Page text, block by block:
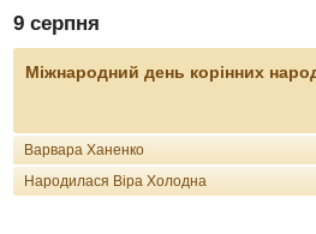
9 серпня
Міжнародний день корінних
Варвара Ханенко
Народилася Віра Холодна